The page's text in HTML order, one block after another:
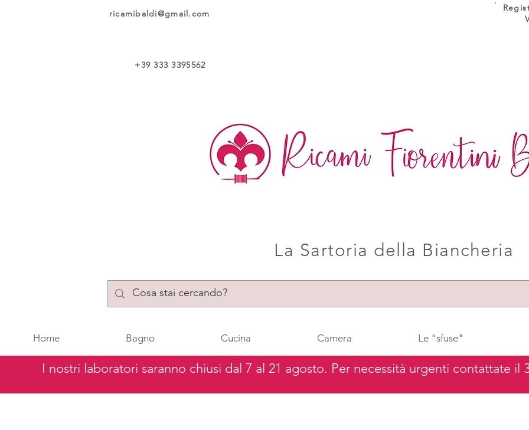
ricamibaldi@gmail.com
+39 333 3395562
La Sartoria della Biancheria
Home Bagno Cucina Camera Le "sfuse"
I nostri laboratori saranno chiusi dal 7 al 21 agosto. Per necessità urgenti contattate il